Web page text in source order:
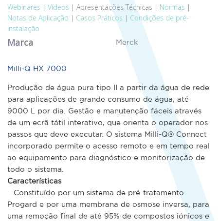
Webinares | Vídeos | Apresentações Técnicas | Normas |
Notas de Aplicação | Casos Práticos | Condições de pré-
instalação
Marca Merck
Milli-Q HX 7000
Produção de água pura tipo II a partir da água de rede
para aplicações de grande consumo de água, até
9000 L por dia. Gestão e manutenção fáceis através
de um ecrã tátil interativo, que orienta o operador nos
passos que deve executar. O sistema Milli-Q® Connect
incorporado permite o acesso remoto e em tempo real
ao equipamento para diagnóstico e monitorização de
todo o sistema.
Características
– Constituído por um sistema de pré-tratamento
Progard e por uma membrana de osmose inversa, para
uma remoção final de até 95% de compostos iónicos e